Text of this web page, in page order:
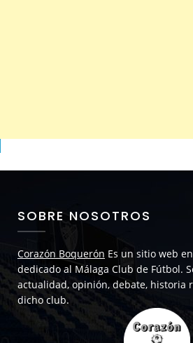
SOBRE NOSOTROS
Corazón Boquerón Es un sitio web
dedicado al Málaga Club de Fútbol.
actualidad, opinión, debate, historia
dicho club.